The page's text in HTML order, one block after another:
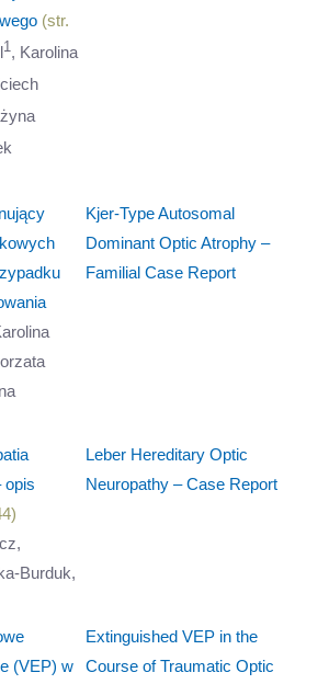
(str.
1 , Karolina
Kjer-Type Autosomal
Dominant Optic Atrophy –
Familial Case Report
opis
Burduk,
Leber Hereditary Optic
Neuropathy – Case Report
(VEP) w
Extinguished VEP in the
Course of Traumatic Optic